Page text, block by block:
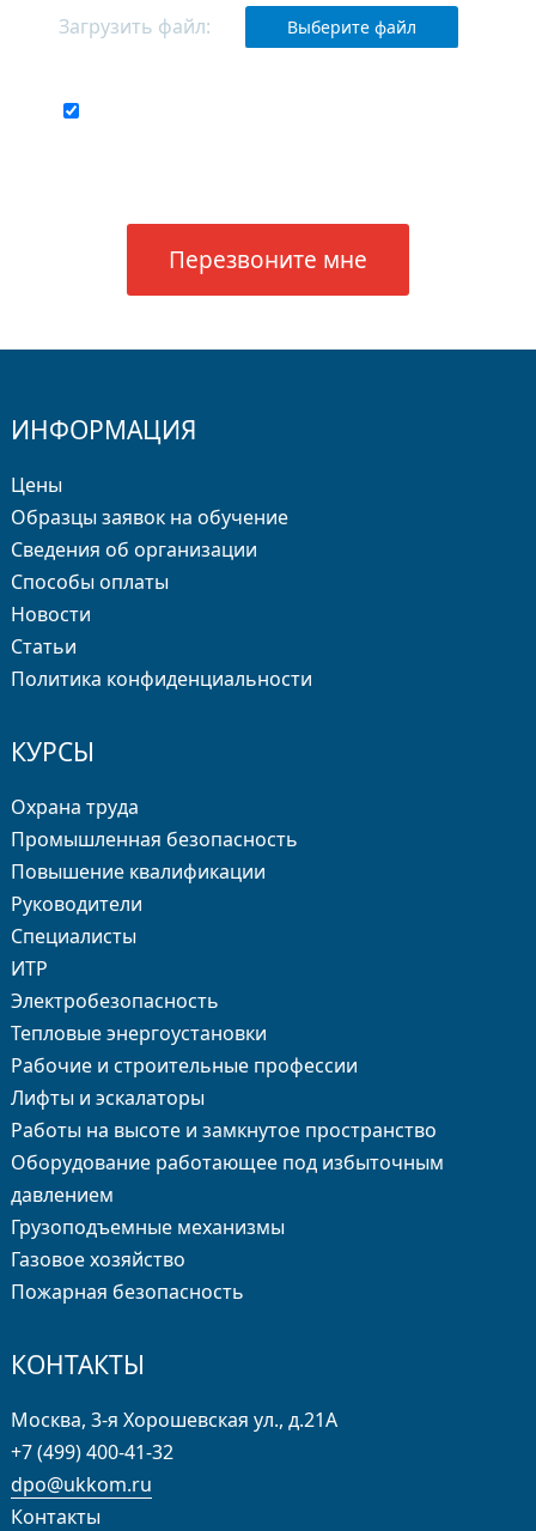
Загрузить файл: Выберите файл
ИНФОРМАЦИЯ
Цены
Образцы заявок на обучение
Сведения об организации
Способы оплаты
Новости
Статьи
Политика конфиденциальности
КУРСЫ
Охрана труда
Промышленная безопасность
Повышение квалификации
Руководители
Специалисты
ИТР
Электробезопасность
Тепловые энергоустановки
Рабочие и строительные профессии
Лифты и эскалаторы
Работы на высоте и замкнутое пространство
Оборудование работающее под избыточным
давлением
Грузо­подъемные механизмы
Газовое хозяйство
Пожарная безопасность
КОНТАКТЫ
Москва, 3-я Хорошевская ул., д.21А
+7 (499) 400-41-32
dpo@ukkom.ru
Контакты